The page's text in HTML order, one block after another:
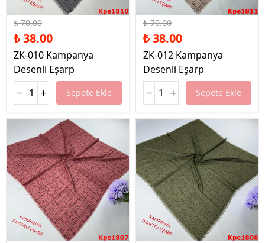
%46 İndirim
₺ 70.00
₺ 38.00
ZK-010 Kampanya
Desenli Eşarp
Sepete Ekle
%46 İndirim
₺ 70.00
₺ 38.00
ZK-012 Kampanya
Desenli Eşarp
Sepete Ekle
%46 İndirim %46 İndirim